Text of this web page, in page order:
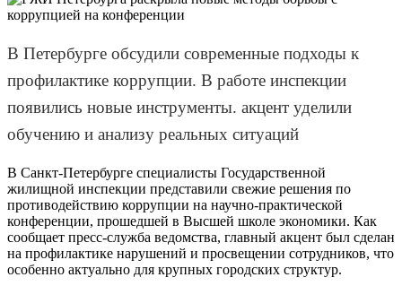
В Петербурге обсудили современные подходы к
профилактике коррупции. В работе инспекции
появились новые инструменты. акцент уделили
обучению и анализу реальных ситуаций
В Санкт-Петербурге специалисты Государственной
жилищной инспекции представили свежие решения по
противодействию коррупции на научно-практической
конференции, прошедшей в Высшей школе экономики. Как
сообщает пресс-служба ведомства, главный акцент был сделан
на профилактике нарушений и просвещении сотрудников, что
особенно актуально для крупных городских структур.